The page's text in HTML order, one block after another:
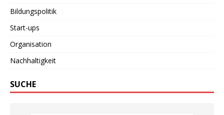
Bildungspolitik
Start-ups
Organisation
Nachhaltigkeit
SUCHE